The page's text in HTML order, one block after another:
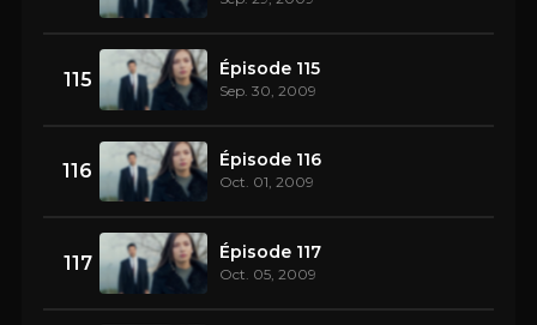
115 Épisode 115
Sep. 30, 2009
116 Épisode 116
Oct. 01, 2009
117 Épisode 117
Oct. 05, 2009